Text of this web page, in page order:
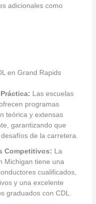
adicionales como
en Grand Rapids
Las escuelas
programas
teórica y extensas
garantizando que
de la carretera.
Competitivos: La
Michigan tiene una
cualificados,
y una excelente
graduados con CDL.